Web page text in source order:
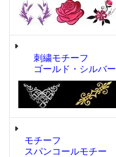
刺繍モチーフ
ゴールド・シルバー
モチーフ
スパンコールモチー